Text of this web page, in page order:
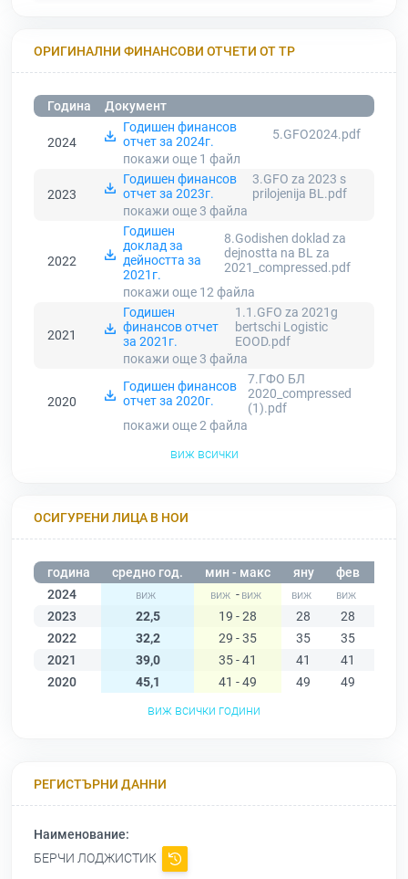
ОРИГИНАЛНИ ФИНАНСОВИ ОТЧЕТИ ОТ ТР
Година Документ
2024
Годишен финансов
отчет за 2024г.
5.GFO2024.pdf
покажи още 1 файл
2023
Годишен финансов
отчет за 2023г.
3.GFO za 2023 s
prilojenija BL.pdf
покажи още 3 файла
2022
Годишен
доклад за
дейността за
2021г.
8.Godishen doklad za
dejnostta na BL za
2021_compressed.pdf
покажи още 12файла
2021
Годишен
финансов отчет
за 2021г.
1.1.GFO za 2021g
bertschi Logistic
EOOD.pdf
покажи още 3 файла
2020
Годишен финансов
отчет за 2020г.
7.ГФО БЛ
2020_compressed
(1).pdf
покажи още 2файла
виж всички
ОСИГУРЕНИ ЛИЦА В НОИ
година средно год. мин - макс яну фев
2024
-
2023
22,5 19 - 28 28 28
2022
32,2 29 - 35 35 35
2021
39,0 35 - 41 41 41
2020
45,1 41 - 49 49 49
виж всички години
РЕГИСТЪРНИ ДАННИ
Наименование:
БЕРЧИ ЛОДЖИСТИК